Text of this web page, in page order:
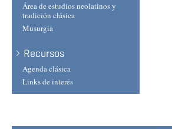
Área de estudios neolatinos y
tradición clásica
Musurgia
Recursos
Agenda clásica
Links de interés